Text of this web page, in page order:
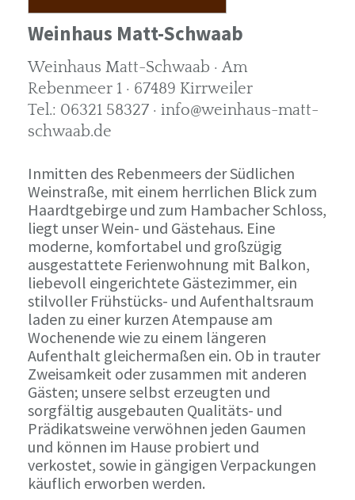
Weinhaus Matt-Schwaab
Weinhaus Matt-Schwaab · Am
Rebenmeer 1 · 67489 Kirrweiler
Tel.: 06321 58327 · info@weinhaus-matt-
schwaab.de
Inmitten des Rebenmeers der Südlichen
Weinstraße, mit einem herrlichen Blick zum
Haardtgebirge und zum Hambacher Schloss,
liegt unser Wein- und Gästehaus. Eine
moderne, komfortabel und großzügig
ausgestattete Ferienwohnung mit Balkon,
liebevoll eingerichtete Gästezimmer, ein
stilvoller Frühstücks- und Aufenthaltsraum
laden zu einer kurzen Atempause am
Wochenende wie zu einem längeren
Aufenthalt gleichermaßen ein. Ob in trauter
Zweisamkeit oder zusammen mit anderen
Gästen; unsere selbst erzeugten und
sorgfältig ausgebauten Qualitäts- und
Prädikatsweine verwöhnen jeden Gaumen
und können im Hause probiert und
verkostet, sowie in gängigen Verpackungen
käuflich erworben werden.